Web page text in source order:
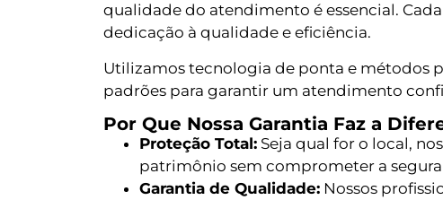
qualidade do atendimento é essencial.
dedicação à qualidade e eficiência.
Utilizamos tecnologia de ponta e métodos
padrões para garantir um atendimento
Por Que Nossa Garantia Faz a
Proteção Total: Seja qual for o local,
patrimônio sem comprometer a
Garantia de Qualidade: Nossos